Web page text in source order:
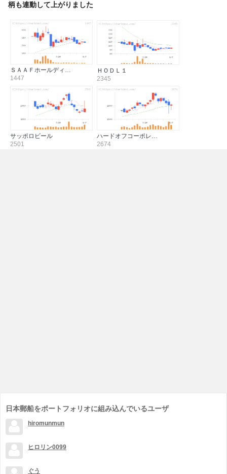
柄も連動して上がりました
ＳＡＡＦホールディ…
1447
ＨＯＤＬ１
2345
サッポロビール
2501
ハードオフコーポレ…
2674
日本郵船をポートフォリオに組み込んでいるユーザ
hiromunmun
ヒロリン0099
ぐう